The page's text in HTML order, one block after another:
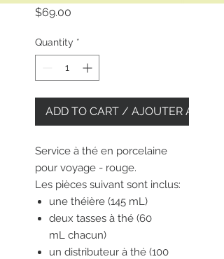
$69.00
Quantity *
ADD TO CART / AJOUTER AU
Service à thé en porcelaine
pour voyage - rouge.
Les pièces suivant sont inclus:
une théière (145 mL)
deux tasses à thé (60
mL chacun)
un distributeur à thé (100